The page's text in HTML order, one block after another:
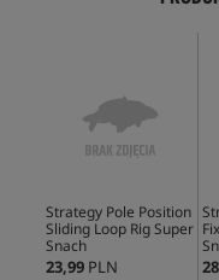
Strategy Pole Position
Sliding Loop Rig Super
Snach
23,99 PLN